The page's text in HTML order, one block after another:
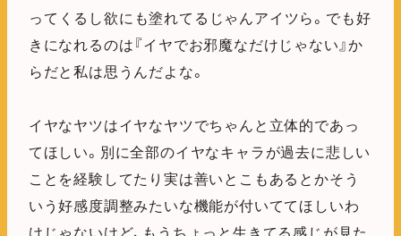
ってくるし欲にも塗れてるじゃんアイツら。でも好
きになれるのは『イヤでお邪魔なだけじゃない』か
らだと私は思うんだよな。
イヤなヤツはイヤなヤツでちゃんと立体的であっ
てほしい。別に全部のイヤなキャラが過去に悲しい
ことを経験してたり実は善いとこもあるとかそう
いう好感度調整みたいな機能が付いててほしいわ
けじゃないけど、もうちょっと生きてる感じが見た